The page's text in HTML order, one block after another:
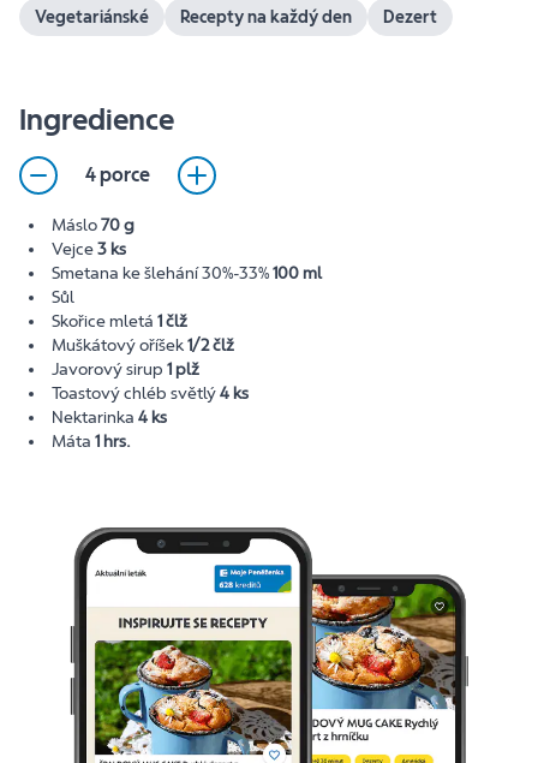
Vegetariánské Recepty na každý den Dezert
Ingredience
4 porce
Máslo70 g
Vejce3 ks
Smetana ke šlehání 30%-33%100 ml
Sůl
Skořice mletá 1 člž
Muškátový oříšek1/2 člž
Javorový sirup 1 plž
Toastový chléb světlý4 ks
Nektarinka 4 ks
Máta 1 hrs.